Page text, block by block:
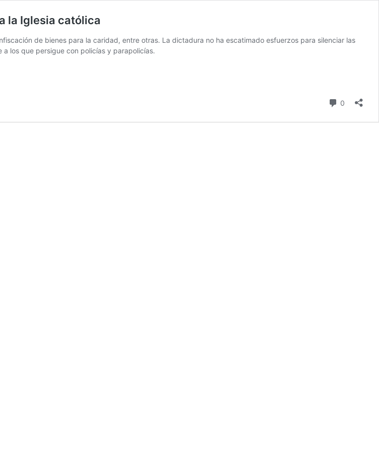
la Iglesia católica
de bienes para la caridad, entre otras. La dictadura no ha escatimado esfuerzos para silenciar las
los que persigue con policías y parapolicías.
0